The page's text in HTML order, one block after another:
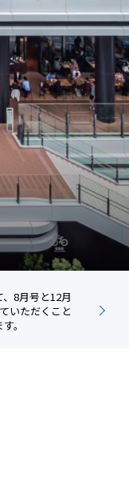
8月号と12月
いただくこと
。